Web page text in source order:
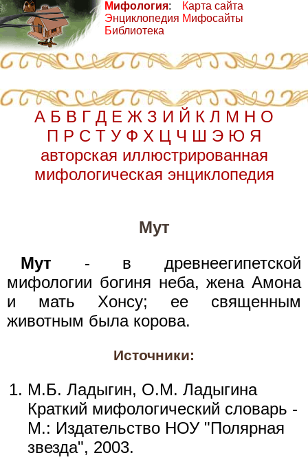
Мифология:
Энциклопедия
Библиотека
Карта сайта
Мифосайты
А Б В Г Д Е Ж З И Й К Л М Н О
П Р С Т У Ф Х Ц Ч Ш Э Ю Я
авторская иллюстрированная
мифологическая энциклопедия
Мут
Мут - в древнеегипетской
мифологии богиня неба, жена Амона
и мать Хонсу; ее священным
животным была корова.
Источники:
М.Б. Ладыгин, О.М. Ладыгина
Краткий мифологический словарь -
М.: Издательство НОУ "Полярная
звезда", 2003.